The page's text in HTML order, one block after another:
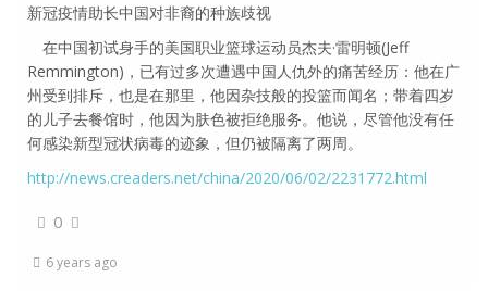
新冠疫情助长中国对非裔的种族歧视
在中国初试身手的美国职业篮球运动员杰夫·雷明顿(Jeff
Remmington)，已有过多次遭遇中国人仇外的痛苦经历：他在广
州受到排斥，也是在那里，他因杂技般的投篮而闻名；带着四岁
的儿子去餐馆时，他因为肤色被拒绝服务。他说，尽管他没有任
何感染新型冠状病毒的迹象，但仍被隔离了两周。
http://news.creaders.net/china/2020/06/02/2231772.html
0
6 years ago